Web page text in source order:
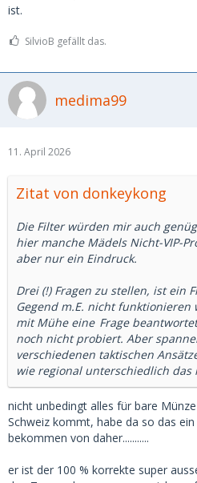
ist.
SilvioB gefällt das.
medima99
11. April 2026
Zitat von donkeykong
Die Filter würden mir auch
hier manche Mädels Nicht-VIP-
aber nur ein Eindruck.
Drei (!) Fragen zu stellen, ist ein
Gegend m.E. nicht funktionieren
mit Mühe eine Frage
noch nicht probiert. Aber
verschiedenen taktischen
wie regional unterschiedlich das
nicht unbedingt alles für bare
Schweiz kommt, habe da so das
bekommen von daher...........
er ist der 100 % korrekte super